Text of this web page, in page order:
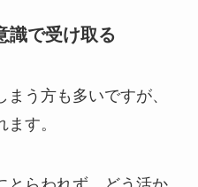
識で受け取る
う方も多いですが、
す。